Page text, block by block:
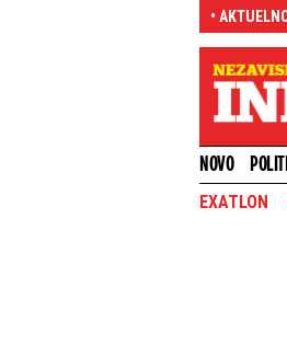
•
Savski most - Imaće tri nivoa
NOVO
EXATLON